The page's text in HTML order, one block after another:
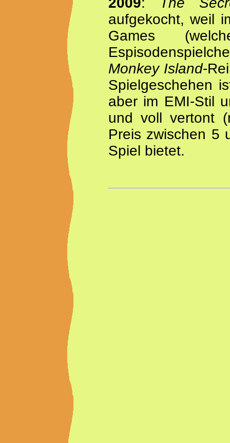
aufgekocht, weil
Games
Monkey Island-
Spielgeschehen
aber im EMI-Stil
und voll vertont
Preis zwischen 5
Spiel bietet.